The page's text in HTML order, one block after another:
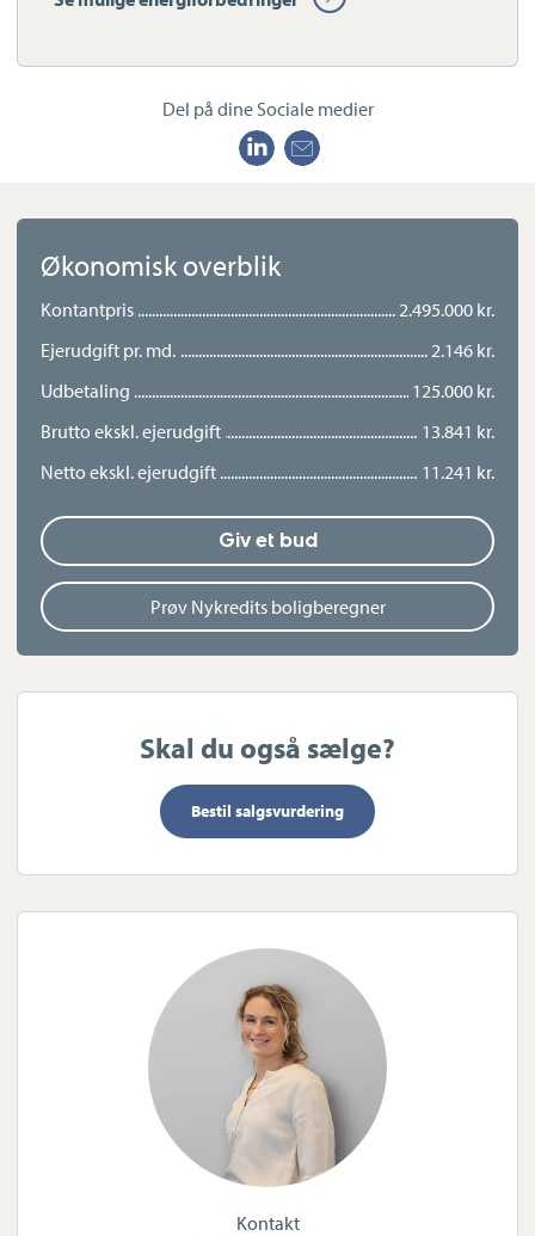
Ejendommen ligger trygt på et lukket vænge tæt på Netto,
perfekt til cykelture, leg og små eventyr i hverdagen. Indkøb
giver god plads til både hverdagens praktik og gæster.
Del på dine Sociale medier
Økonomisk overblik
Kontantpris
2.495.000 kr.
Ejerudgift pr. md.
2.146 kr.
Udbetaling
125.000 kr.
Brutto ekskl. ejerudgift
13.841 kr.
Netto ekskl. ejerudgift
11.241 kr.
Giv et bud
Prøv Nykredits boligberegner
Skal du også sælge?
Bestil salgsvurdering
Kontakt